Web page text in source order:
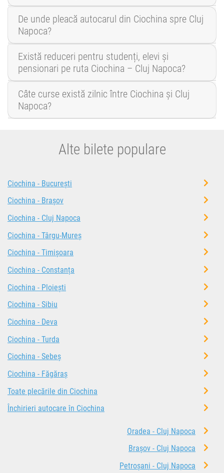
De unde pleacă autocarul din Ciochina spre Cluj
Napoca?
Există reduceri pentru studenți, elevi și
pensionari pe ruta Ciochina – Cluj Napoca?
Câte curse există zilnic între Ciochina și Cluj
Napoca?
Alte bilete populare
Ciochina - București
Ciochina - Brașov
Ciochina - Cluj Napoca
Ciochina - Târgu-Mureș
Ciochina - Timișoara
Ciochina - Constanța
Ciochina - Ploiești
Ciochina - Sibiu
Ciochina - Deva
Ciochina - Turda
Ciochina - Sebeș
Ciochina - Făgăraș
Toate plecările din Ciochina
Închirieri autocare în Ciochina
Oradea - Cluj Napoca
Brașov - Cluj Napoca
Petroșani - Cluj Napoca